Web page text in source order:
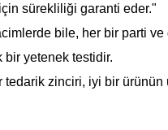
sürekliliği garanti eder."
bile, her bir parti ve
yetenek testidir.
zinciri, iyi bir ürünün